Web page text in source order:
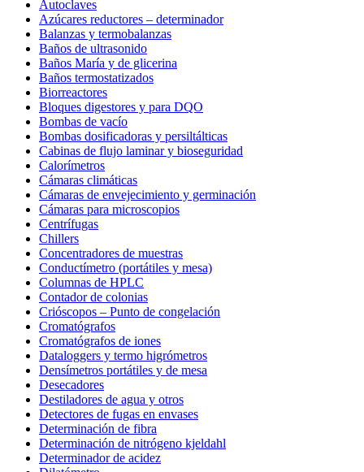
Autoclaves
Azúcares reductores – determinador
Balanzas y termobalanzas
Baños de ultrasonido
Baños María y de glicerina
Baños termostatizados
Biorreactores
Bloques digestores y para DQO
Bombas de vacío
Bombas dosificadoras y persiltálticas
Cabinas de flujo laminar y bioseguridad
Calorímetros
Cámaras climáticas
Cámaras de envejecimiento y germinación
Cámaras para microscopios
Centrífugas
Chillers
Concentradores de muestras
Conductímetro (portátiles y mesa)
Columnas de HPLC
Contador de colonias
Crióscopos – Punto de congelación
Cromatógrafos
Cromatógrafos de iones
Dataloggers y termo higrómetros
Densímetros portátiles y de mesa
Desecadores
Destiladores de agua y otros
Detectores de fugas en envases
Determinación de fibra
Determinación de nitrógeno kjeldahl
Determinador de acidez